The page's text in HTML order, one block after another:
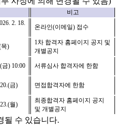
비고
2. 18.
온라인(이메일) 접수
목)
1차 합격자 홈페이지 공지 및
개별공지
금) 10:00 서류심사 합격자에 한함
금) 면접합격자에 한함
월)
최종합격자 홈페이지 공지
및 개별공지
될 수 있습니다.